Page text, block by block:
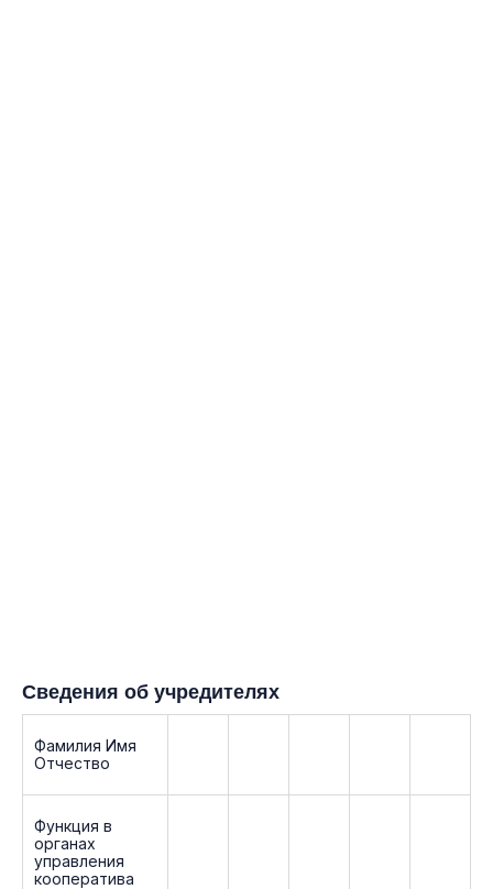
Сведения об учредителях
Фамилия Имя
Отчество
Функция в
органах
управления
кооператива